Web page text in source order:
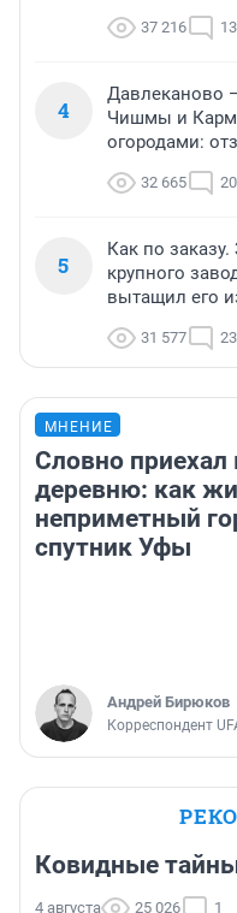
37 216 13
4
Давлеканово
Чишмы и
огородами:
32 665 20
5
Как по
крупного
вытащил его
31 577 23
МНЕНИЕ
Словно приехал
деревню: как
неприметный
спутник Уфы
Андрей Бирюков
Корреспондент
Ковидные
4 августа 25 026 1